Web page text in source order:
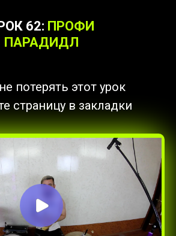
62: ПРОФИ
ПАРАДИДЛ
потерять этот урок
страницу в закладки